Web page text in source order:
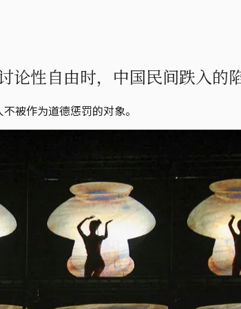
性自由时，中国民间跌入的
被作为道德惩罚的对象。